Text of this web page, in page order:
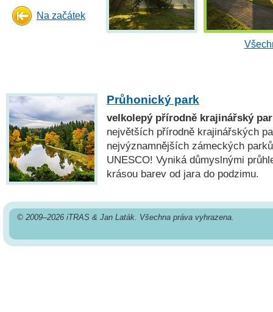
Na začátek
Průhonický park
velkolepý přírodně krajinářský
největších přírodně krajinářských
nejvýznamnějších zámeckých
UNESCO! Vyniká důmyslnými
krásou barev od jara do podzimu.
© 2009–2026 iTRAS & Jan Laták. Všechna práva vyhrazena.